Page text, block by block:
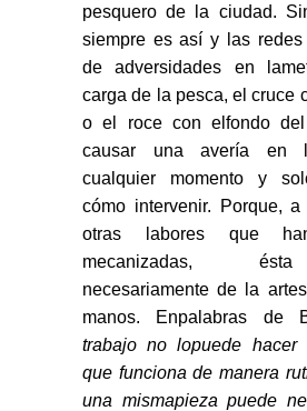
pesquero de la ciudad.
siempre es así y las redes
de adversidades en
carga de la pesca, el cruce
o el roce con elfondo
causar una avería en
cualquier momento y
cómo intervenir. Porque,
otras labores que
mecanizadas,
necesariamente de la
manos. Enpalabras de
trabajo no lopuede hacer
que funciona de manera
una mismapieza puede